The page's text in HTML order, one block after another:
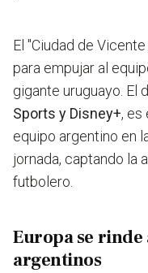
El "Ciudad de
para empujar al
gigante uruguayo. El
Sports y Disney+, es
equipo argentino en
jornada, captando la
futbolero.
Europa se rinde
argentinos